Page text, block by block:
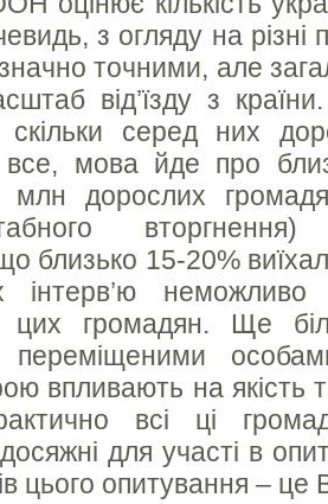
з огляду на різні
точними, але
від’їзду з
серед них
все, мова йде про
млн дорослих
близько 15-20%
інтерв’ю неможливо
цих громадян. Ще
переміщеними
впливають на якість
всі ці
для участі в
цього опитування –